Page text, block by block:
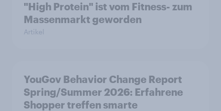
"High Protein" ist vom Fitness- zum
Massenmarkt geworden
Artikel
YouGov Behavior Change Report
Spring/Summer 2026: Erfahrene
Shopper treffen smarte